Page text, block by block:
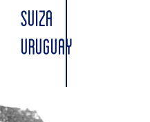
SUIZA
URUGUAY